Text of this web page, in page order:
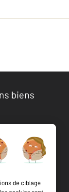
biens